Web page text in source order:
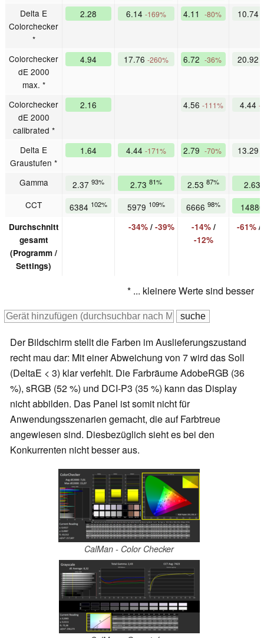
Delta E
Colorchecker
*
2.28 6.14 -169% 4.11 -80% 10.74
Colorchecker
dE 2000
max. *
4.94 17.76 -260% 6.72 -36% 20.92
Colorchecker
dE 2000
calibrated *
2.16 4.56 -111% 4.44 -
Delta E
Graustufen *
1.64 4.44 -171% 2.79 -70% 13.29
Gamma 2.37 93% 2.73 81% 2.53 87% 2.63
CCT 6384 102% 5979 109% 6666 98%
Durchschnitt
gesamt
(Programm /
Settings)
-34%/ -39% -14%/
-12%
-61%/
* ... kleinere Werte sind besser
Der Bildschirm stellt die Farben im Auslieferungszustand
recht mau dar: Mit einer Abweichung von 7 wird das Soll
(DeltaE < 3) klar verfehlt. Die Farbräume AdobeRGB (36
%), sRGB (52 %) und DCI-P3 (35 %) kann das Display
nicht abbilden. Das Panel ist somit nicht für
Anwendungsszenarien gemacht, die auf Farbtreue
angewiesen sind. Diesbezüglich sieht es bei den
Konkurrenten nicht besser aus.
CalMan - Color Checker